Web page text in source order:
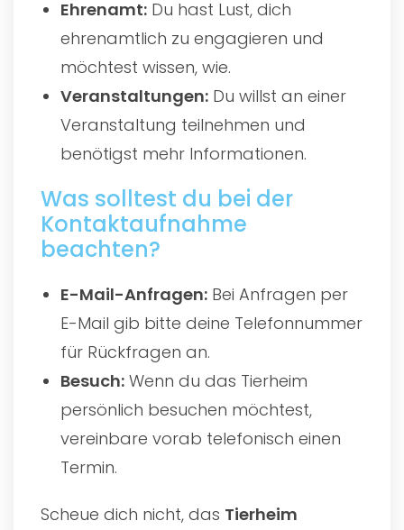
Ehrenamt: Du hast Lust, dich
ehrenamtlich zu engagieren und
möchtest wissen, wie.
Veranstaltungen: Du willst an einer
Veranstaltung teilnehmen und
benötigst mehr Informationen.
Was solltest du bei der
Kontaktaufnahme
beachten?
E-Mail-Anfragen: Bei Anfragen per
E-Mail gib bitte deine Telefonnummer
für Rückfragen an.
Besuch: Wenn du das Tierheim
persönlich besuchen möchtest,
vereinbare vorab telefonisch einen
Termin.
Scheue dich nicht, das Tierheim